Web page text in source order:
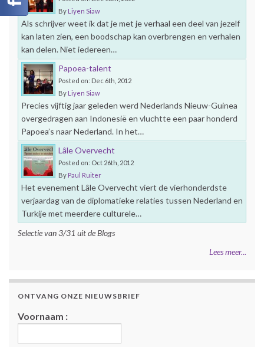
By Liyen Siaw
Als schrijver weet ik dat je met je verhaal een deel van jezelf
kan laten zien, een boodschap kan overbrengen en verhalen
kan delen. Niet iedereen…
Papoea-talent
Posted on: Dec 6th, 2012
By Liyen Siaw
Precies vijftig jaar geleden werd Nederlands Nieuw-Guinea
overgedragen aan Indonesië en vluchtte een paar honderd
Papoea’s naar Nederland. In het…
Lâle Overvecht
Posted on: Oct 26th, 2012
By Paul Ruiter
Het evenement Lâle Overvecht viert de vierhonderdste
verjaardag van de diplomatieke relaties tussen Nederland en
Turkije met meerdere culturele…
Selectie van 3/31 uit de Blogs
Lees meer...
ONTVANG ONZE NIEUWSBRIEF
Voornaam :